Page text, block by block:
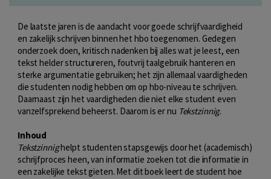
De laatste jaren is de aandacht voor goede schrijfvaardigheid
en zakelijk schrijven binnen het hbo toegenomen. Gedegen
onderzoek doen, kritisch nadenken bij alles wat je leest, een
tekst helder structureren, foutvrij taalgebruik hanteren en
sterke argumentatie gebruiken; het zijn allemaal vaardigheden
die studenten nodig hebben om op hbo-niveau te schrijven.
Daarnaast zijn het vaardigheden die niet elke student even
vanzelfsprekend beheerst. Daarom is er nu Tekstzinnig.
Inhoud
Tekstzinnighelpt studenten stapsgewijs door het (academisch)
schrijfproces heen, van informatie zoeken tot die informatie in
een zakelijke tekst gieten. Met dit boek leert de student hoe